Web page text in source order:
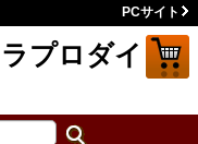
PCサイト
プロダイ